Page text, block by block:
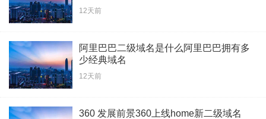
12天前
阿里巴巴二级域名是什么阿里巴巴拥有多
少经典域名
12天前
360 发展前景360上线home新二级域名